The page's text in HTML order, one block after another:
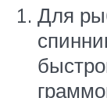
Для